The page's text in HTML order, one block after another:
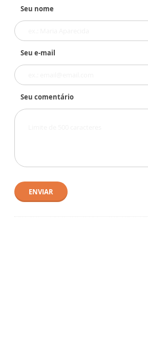
Seu nome
Seu e-mail
Seu comentário
ENVIAR